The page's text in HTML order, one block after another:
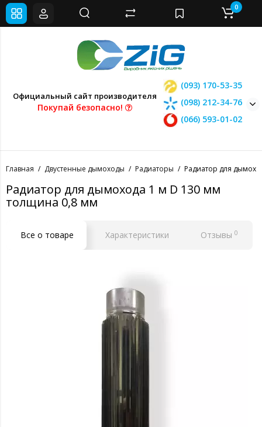
Официальный сайт производителя
Покупай безопасно!
(093) 170-53-35
(098) 212-34-76
(066) 593-01-02
0
Главная Двустенные дымоходы Радиаторы Радиатор для
Радиатор для дымохода 1 м D 130 мм
толщина 0,8 мм
Все о товаре Характеристики Отзывы 0